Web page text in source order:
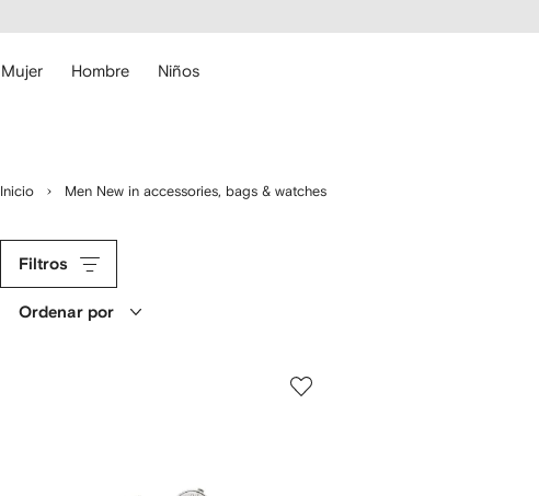
Mujer Hombre Niños
Inicio Men New in accessories, bags & watches
Filtros
Ordenar por